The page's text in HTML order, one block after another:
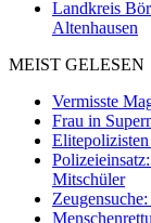
Landkreis
Altenhausen
MEIST GELESEN
Vermisste
Frau in
Mitschüler